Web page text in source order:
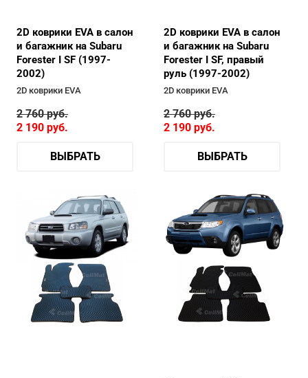
2D коврики EVA в салон
и багажник на Subaru
Forester I SF (1997-
2002)
2D коврики EVA
2 760руб.
2 190 руб.
ВЫБРАТЬ
2D коврики EVA в салон
и багажник на Subaru
Forester I SF, правый
руль (1997-2002)
2D коврики EVA
2 760руб.
2 190 руб.
ВЫБРАТЬ